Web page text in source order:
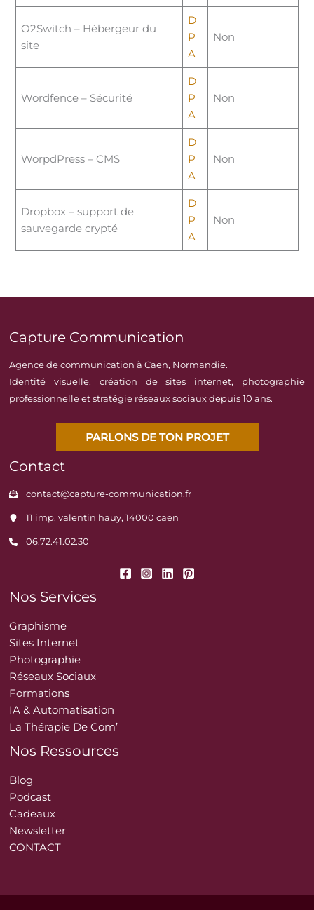
O2Switch – Hébergeur du
site
D
P
A
Non
Wordfence – Sécurité
D
P
A
Non
WorpdPress – CMS
D
P
A
Non
Dropbox – support de
sauvegarde crypté
D
P
A
Non
Capture Communication
Agence de communication à Caen, Normandie.
Identité visuelle, création de sites internet, photographie
professionnelle et stratégie réseaux sociaux depuis 10 ans.
PARLONS DE TON PROJET
Contact
contact@capture-communication.fr
11 imp. valentin hauy, 14000 caen
06.72.41.02.30
Nos Services
Graphisme
Sites Internet
Photographie
Réseaux Sociaux
Formations
IA & Automatisation
La Thérapie De Com’
Nos Ressources
Blog
Podcast
Cadeaux
Newsletter
CONTACT